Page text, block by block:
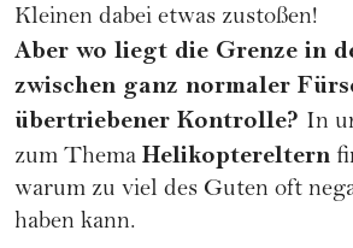
Kleinen dabei etwas zustoßen!
Aber wo liegt die Grenze in
zwischen ganz normaler
übertriebener Kontrolle? In
zum Thema Helikoptereltern
warum zu viel des Guten oft
haben kann.